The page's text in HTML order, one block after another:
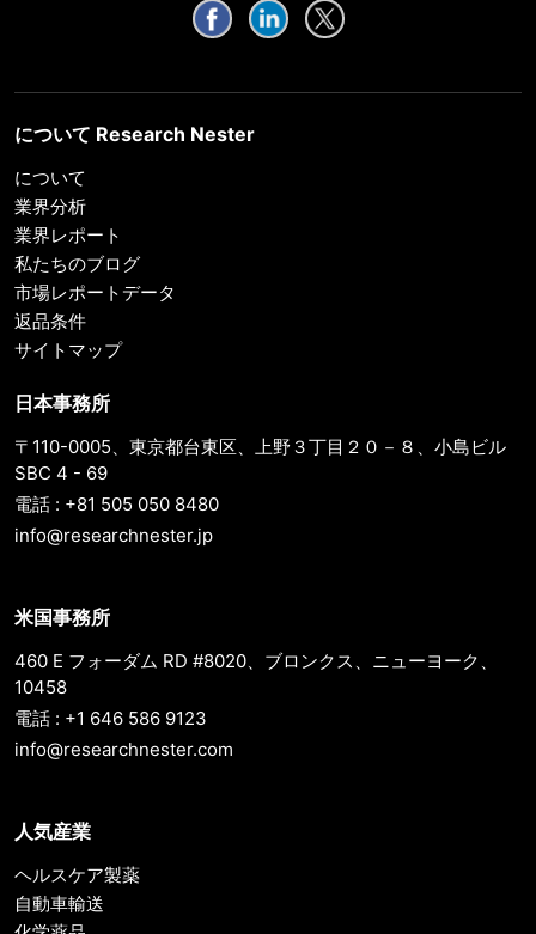
について Research Nester
について
業界分析
業界レポート
私たちのブログ
市場レポートデータ
返品条件
サイトマップ
日本事務所
〒110-0005、東京都台東区、上野３丁目２０－８、小島ビル
SBC 4 - 69
電話 : +81 505 050 8480
info@researchnester.jp
米国事務所
460 E フォーダム RD #8020、ブロンクス、ニューヨーク、
10458
電話 : +1 646 586 9123
info@researchnester.com
人気産業
ヘルスケア製薬
自動車輸送